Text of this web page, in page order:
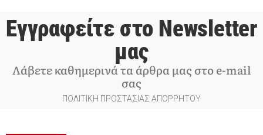
Εγγραφείτε στο Newsletter
μας
Λάβετε καθημερινά τα άρθρα μας στο e-mail
σας
ΠΟΛΙΤΙΚΗ ΠΡΟΣΤΑΣΙΑΣ ΑΠΟΡΡΗΤΟΥ